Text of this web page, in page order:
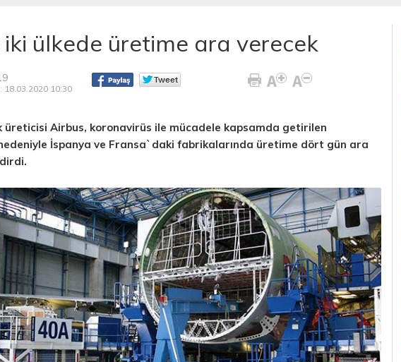
ülkede üretime ara verecek
10:30
üreticisi Airbus, koronavirüs ile mücadele kapsamda getirilen
İspanya ve Fransa`daki fabrikalarında üretime dört gün ara